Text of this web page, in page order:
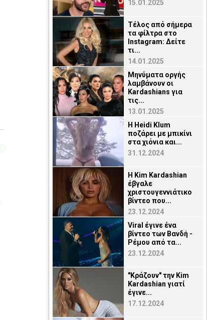
15.01.2025
Τέλος από σήμερα
τα φίλτρα στο
Instagram: Δείτε
τι...
14.01.2025
Μηνύματα οργής
λαμβάνουν οι
Kardashians για
τις...
13.01.2025
H Heidi Klum
ποζάρει με μπικίνι
στα χιόνια και...
31.12.2024
Η Kim Kardashian
έβγαλε
χριστουγεννιάτικο
βίντεο που...
23.12.2024
Viral έγινε ένα
βίντεο των Βανδή -
Ρέμου από τα...
23.12.2024
"Κράζουν" την Kim
Kardashian γιατί
έγινε...
17.12.2024